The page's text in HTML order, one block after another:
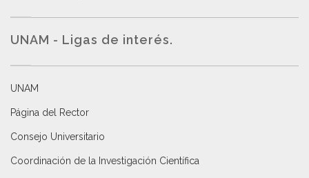
UNAM - Ligas de interés.
UNAM
Página del Rector
Consejo Universitario
Coordinación de la Investigación Científica